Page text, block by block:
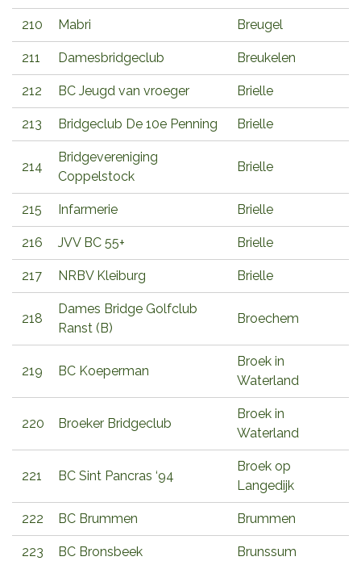
210 Mabri Breugel
211 Damesbridgeclub Breukelen
212 BC Jeugd van vroeger Brielle
213 Bridgeclub De 10e Penning Brielle
214
Bridgevereniging
Coppelstock
Brielle
215 Infarmerie Brielle
216 JVV BC 55+ Brielle
217 NRBV Kleiburg Brielle
218
Dames Bridge Golfclub
Ranst (B)
Broechem
219 BC Koeperman
Broek in
Waterland
220 Broeker Bridgeclub
Broek in
Waterland
221 BC Sint Pancras ‘94
Broek op
Langedijk
222 BC Brummen Brummen
223 BC Bronsbeek Brunssum